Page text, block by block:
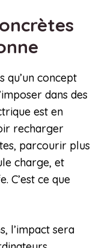
qu’un concept
dans des
est en
recharger
parcourir plus
charge, et
C’est ce que
l’impact sera